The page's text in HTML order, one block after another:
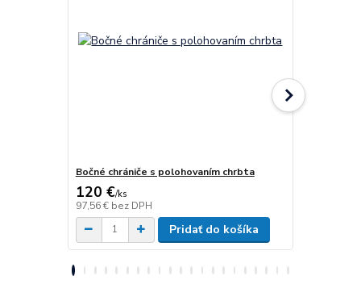
Bočné chrániče s polohovaním chrbta
120 €/ks
97,56 € bez DPH
Pridať do košíka